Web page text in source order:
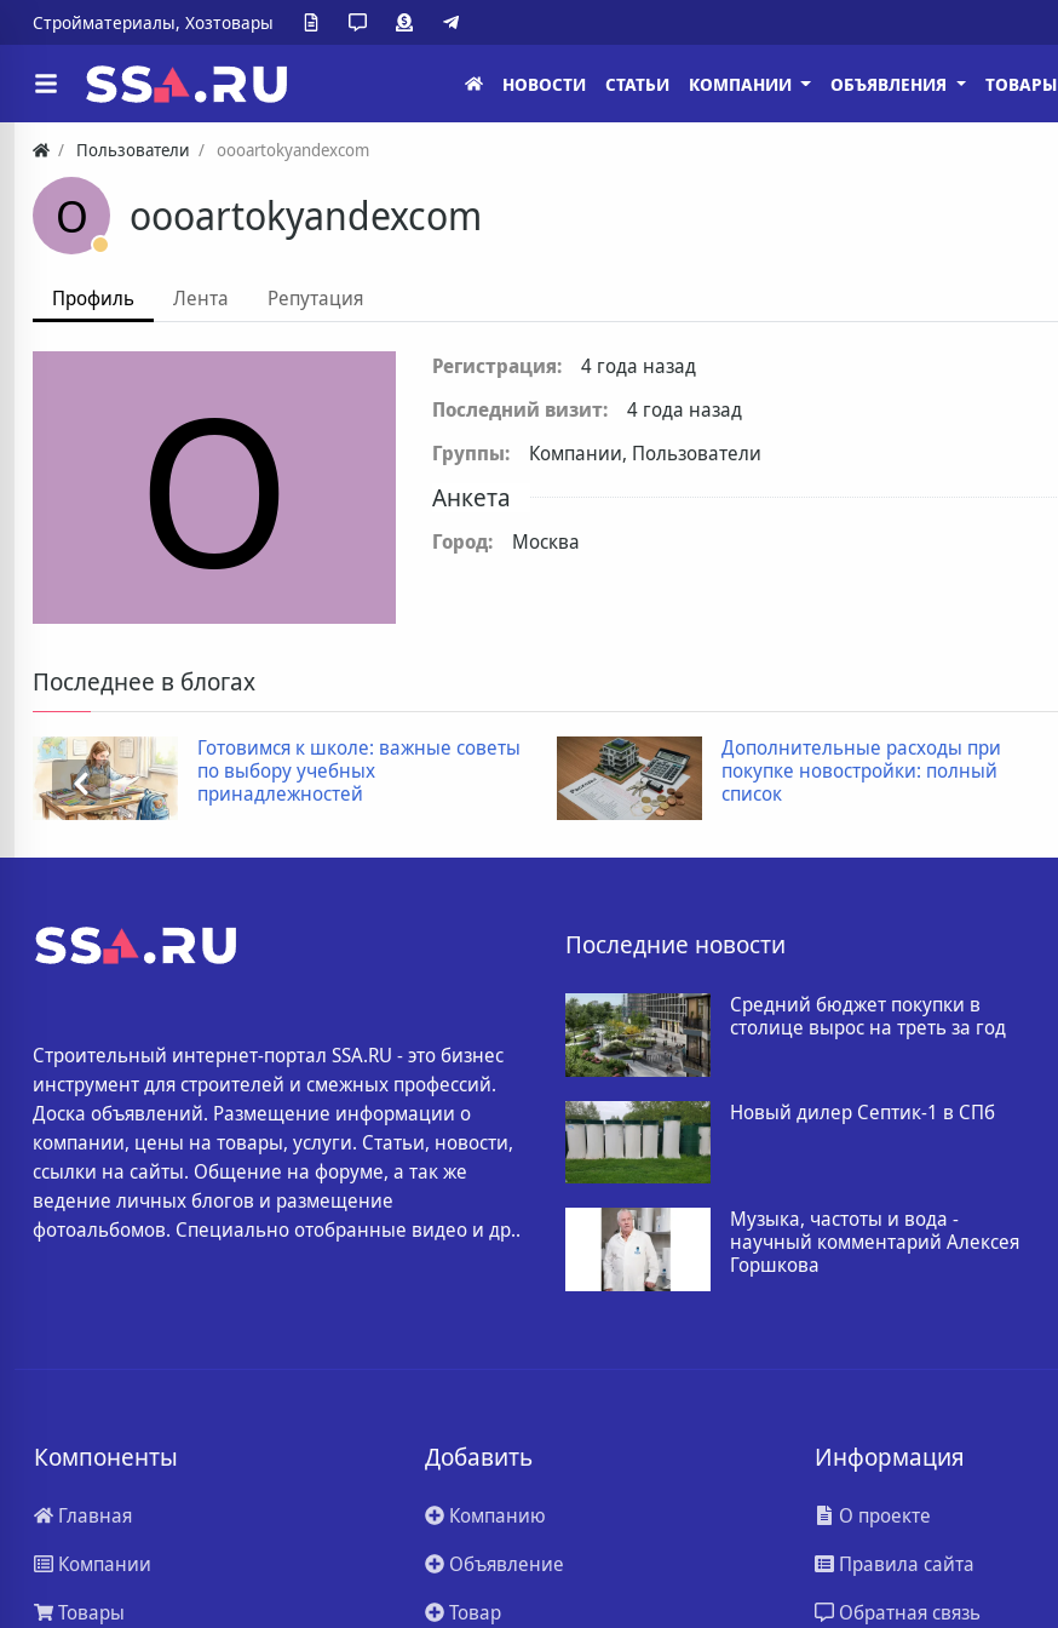
Стройматериалы, Хозтовары
НОВОСТИ СТАТЬИ КОМПАНИИ ОБЪЯВЛЕНИЯ ТОВАРЫ
Пользователи oooartokyandexcom
O oooartokyandexcom
Профиль Лента Репутация
O Регистрация:
4 года назад
Последний визит:
4 года назад
Группы:
Компании, Пользователи
Анкета
Город: Москва
Последнее в блогах
Готовимся к школе: важные советы
по выбору учебных
принадлежностей
Дополнительные расходы при
покупке новостройки: полный
список
Строительный интернет-портал SSA.RU - это бизнес
инструмент для строителей и смежных профессий.
Доска объявлений. Размещение информации о
компании, цены на товары, услуги. Статьи, новости,
ссылки на сайты. Общение на форуме, а так же
ведение личных блогов и размещение
фотоальбомов. Специально отобранные видео и др..
Последние новости
Средний бюджет покупки в
столице вырос на треть за год
Новый дилер Септик-1 в СПб
Музыка, частоты и вода -
научный комментарий Алексея
Горшкова
Компоненты
Главная
Компании
Товары
Добавить
Компанию
Объявление
Товар
Информация
О проекте
Правила сайта
Обратная связь